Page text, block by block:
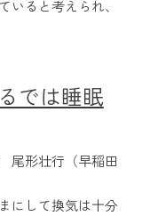
ると考えられ、
では睡眠
尾形壮行（早稲田
にして換気は十分